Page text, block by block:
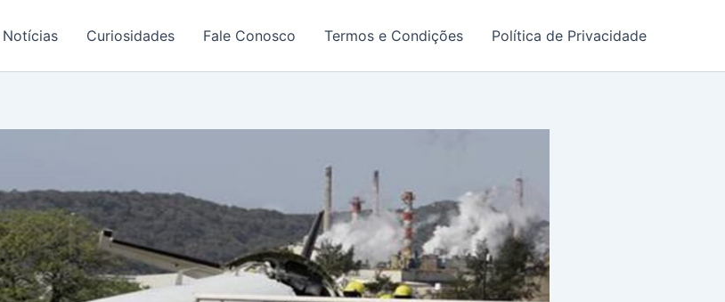
Notícias Curiosidades Fale Conosco Termos e Condições Política de Privacidade